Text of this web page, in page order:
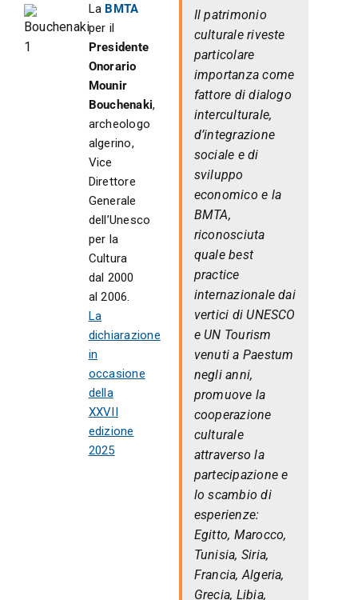
La BMTA
per il
Presidente
Onorario
Mounir
Bouchenaki,
archeologo
algerino,
Vice
Direttore
Generale
dell’Unesco
per la
Cultura
dal 2000
al 2006.
La
dichiarazione
in
occasione
della
XXVII
edizione
2025
Il patrimonio
culturale riveste
particolare
importanza come
fattore di dialogo
interculturale,
d’integrazione
sociale e di
sviluppo
economico e la
BMTA,
riconosciuta
quale best
practice
internazionale dai
vertici di UNESCO
e UN Tourism
venuti a Paestum
negli anni,
promuove la
cooperazione
culturale
attraverso la
partecipazione e
lo scambio di
esperienze:
Egitto, Marocco,
Tunisia, Siria,
Francia, Algeria,
Grecia, Libia,